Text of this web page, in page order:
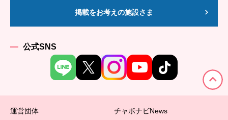
掲載をお考えの施設さま
公式SNS
運営団体 チャボナビNews